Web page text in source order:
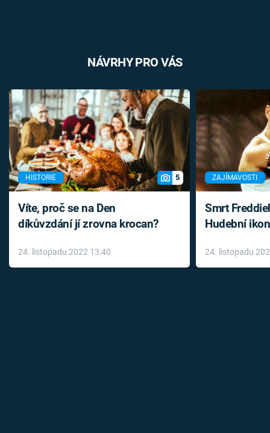
NÁVRHY PRO VÁS
HISTORIE 5
Víte, proč se na Den
díkůvzdání jí zrovna krocan?
24. listopadu 2022 13:40
ZAJÍMAVOSTI
Smrt
Hudební
léky
24. listopadu